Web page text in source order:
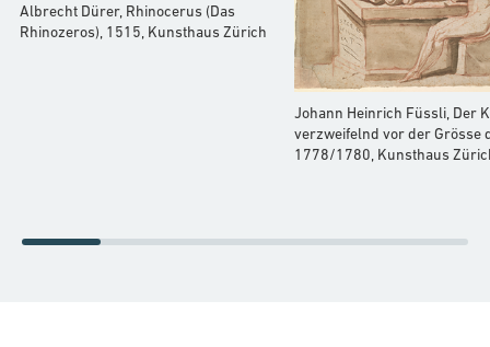
Albrecht Dürer, Rhinocerus (Das
Rhinozeros), 1515, Kunsthaus Zürich
Johann Heinrich Füssli, Der
verzweifelnd vor der Grösse
1778/1780, Kunsthaus